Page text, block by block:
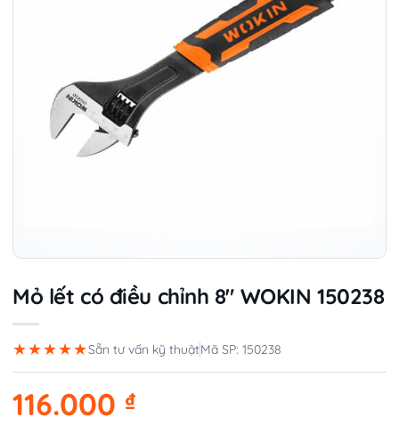
Mỏ lết có điều chỉnh 8″ WOKIN 150238
★★★★★Sẵn tư vấn kỹ thuậtMã SP: 150238
116.000 ₫